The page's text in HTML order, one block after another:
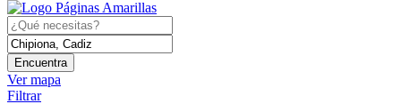
Encuentra
Ver mapa
Filtrar